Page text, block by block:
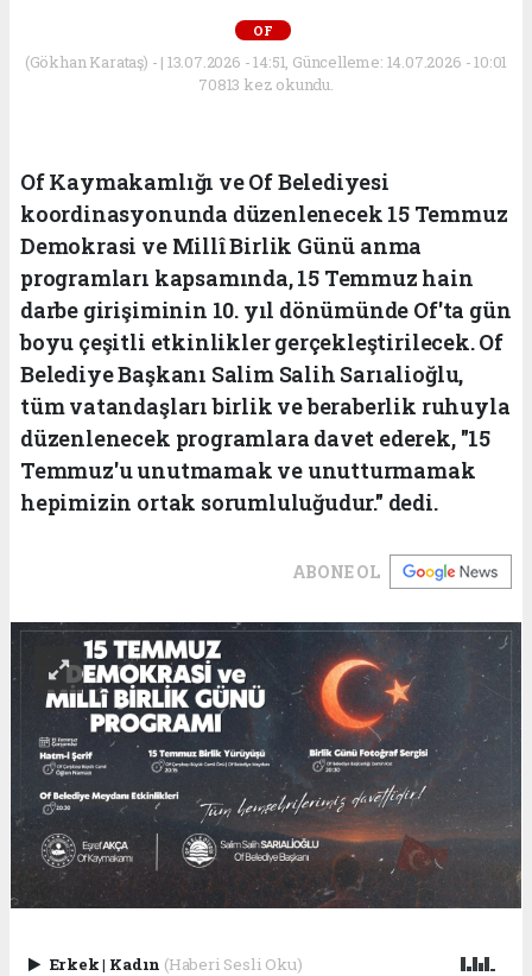
OF
(Gökhan Karataş) - | 13.07.2026 - 14:51, Güncelleme: 14.07.2026 - 10:01
70813 kez okundu.
Of Kaymakamlığı ve Of Belediyesi
koordinasyonunda düzenlenecek 15 Temmuz
Demokrasi ve Millî Birlik Günü anma
programları kapsamında, 15 Temmuz hain
darbe girişiminin 10. yıl dönümünde Of'ta gün
boyu çeşitli etkinlikler gerçekleştirilecek. Of
Belediye Başkanı Salim Salih Sarıalioğlu,
tüm vatandaşları birlik ve beraberlik ruhuyla
düzenlenecek programlara davet ederek, "15
Temmuz'u unutmamak ve unutturmamak
hepimizin ortak sorumluluğudur." dedi.
ABONE OL
Erkek| Kadın (Haberi Sesli Oku)